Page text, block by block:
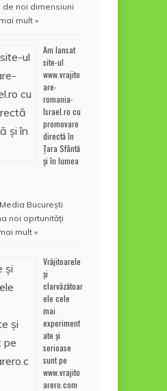
de noi dimensiuni
mult »
Am lansat
site-ul
www.vrajito
are-
romania-
Israel.ro cu
promovare
directă în
Țara Sfântă
și în lumea
București
noi oprtunități
mult »
Vrăjitoarele
și
clarvăzătoar
ele cele
mai
experiment
ate și
serioase
sunt pe
www.vrajito
arero.com